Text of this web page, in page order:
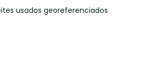
usados georeferenciados